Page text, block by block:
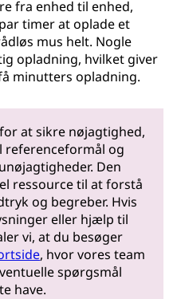
fra enhed til enhed,
timer at oplade et
mus helt. Nogle
opladning, hvilket giver
minutters opladning.
at sikre nøjagtighed,
referenceformål og
Den
ressource til at forstå
og begreber. Hvis
eller hjælp til
vi, at du besøger
, hvor vores team
spørgsmål
have.